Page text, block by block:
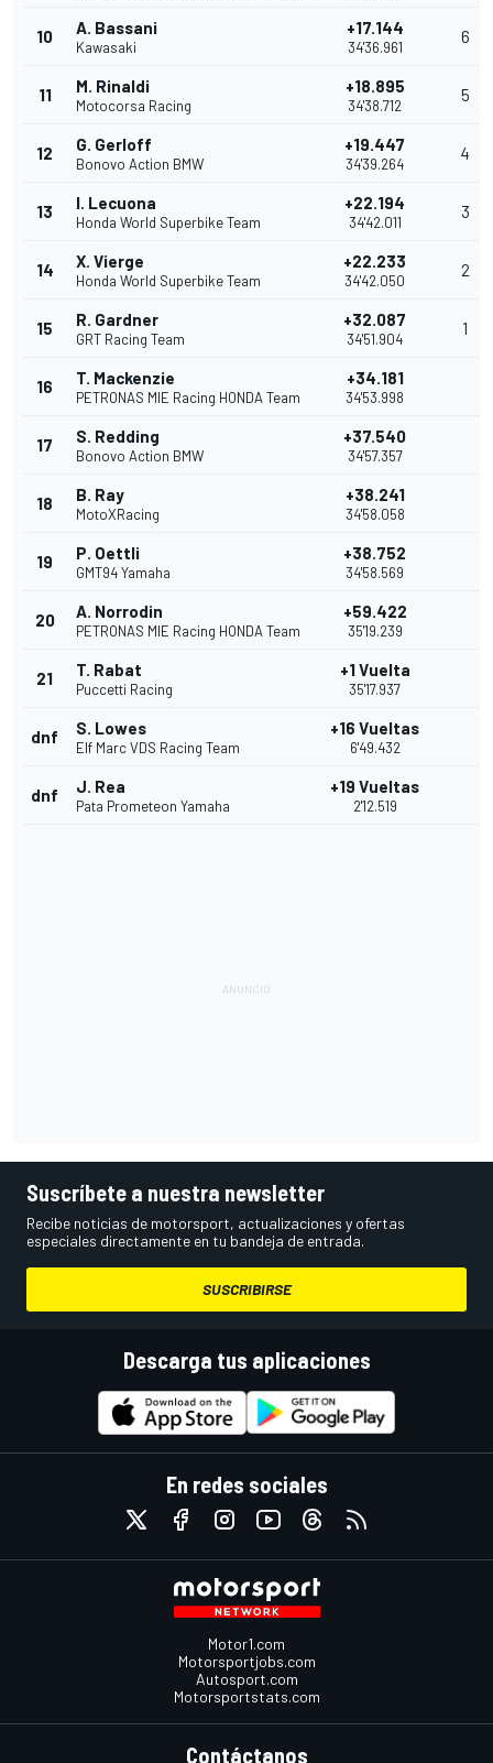
10 A. Bassani
Kawasaki
+17.144
34'36.961
6
11 M. Rinaldi
Motocorsa Racing
+18.895
34'38.712
5
12 G. Gerloff
Bonovo Action BMW
+19.447
34'39.264
4
13 I. Lecuona
Honda World Superbike Team
+22.194
34'42.011
3
14 X. Vierge
Honda World Superbike Team
+22.233
34'42.050
2
15 R. Gardner
GRT Racing Team
+32.087
34'51.904
1
16 T. Mackenzie
PETRONAS MIE Racing HONDA Team
+34.181
34'53.998
17 S. Redding
Bonovo Action BMW
+37.540
34'57.357
18 B. Ray
MotoXRacing
+38.241
34'58.058
19 P. Oettli
GMT94 Yamaha
+38.752
34'58.569
20 A. Norrodin
PETRONAS MIE Racing HONDA Team
+59.422
35'19.239
21 T. Rabat
Puccetti Racing
+1 Vuelta
35'17.937
dnf S. Lowes
Elf Marc VDS Racing Team
+16 Vueltas
6'49.432
dnf J. Rea
Pata Prometeon Yamaha
+19 Vueltas
2'12.519
Suscríbete a nuestra newsletter
Recibe noticias de motorsport, actualizaciones y ofertas
especiales directamente en tu bandeja de entrada.
SUSCRIBIRSE
Descarga tus aplicaciones
En redes sociales
Motor1.com
Motorsportjobs.com
Autosport.com
Motorsportstats.com
Contáctanos